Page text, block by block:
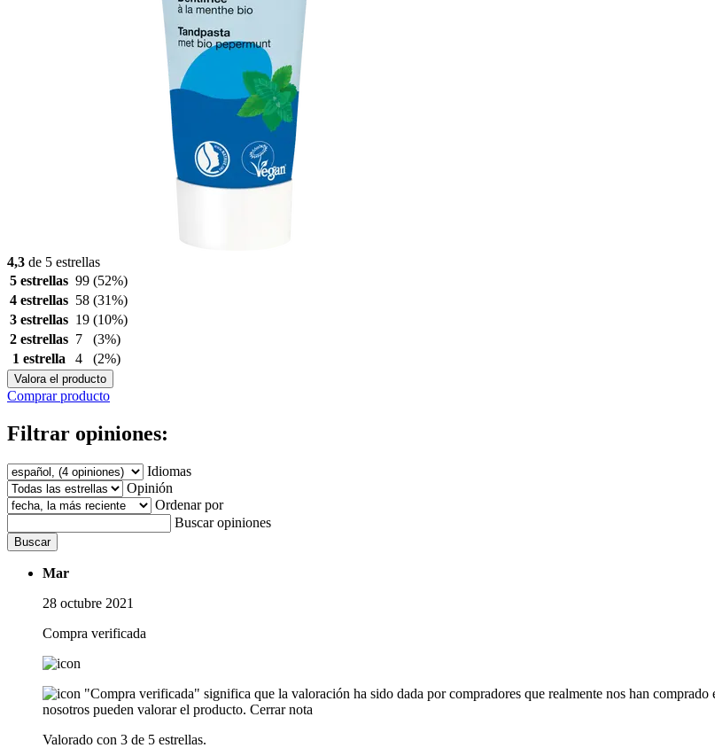
4,3 de 5 estrellas
5 estrellas 99 (52%)
4 estrellas 58 (31%)
3 estrellas 19 (10%)
2 estrellas 7
(3%)
1 estrella
4 (2%)
Valora el producto
Comprar producto
Filtrar opiniones:
Idiomas
Opinión
Ordenar por
Buscar opiniones
Buscar
Mar
28 octubre 2021
Compra verificada
"Compra verificada" significa que la valoración ha sido dada por compradores que realmente nos han
nosotros pueden valorar el producto. Cerrar nota
Valorado con 3 de 5 estrellas.